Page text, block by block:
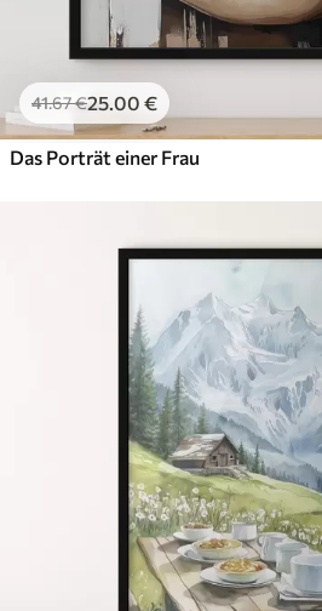
41.67€25.00 €
Das Porträt einer Frau